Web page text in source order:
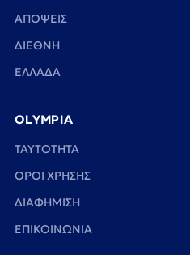
ΑΠΟΨΕΙΣ
ΔΙΕΘΝΗ
ΕΛΛΑΔΑ
OLYMPIA
TAYTOTHTA
ΟΡΟΙ ΧΡΗΣΗΣ
ΔΙΑΦΗΜΙΣΗ
ΕΠΙΚΟΙΝΩΝΙΑ